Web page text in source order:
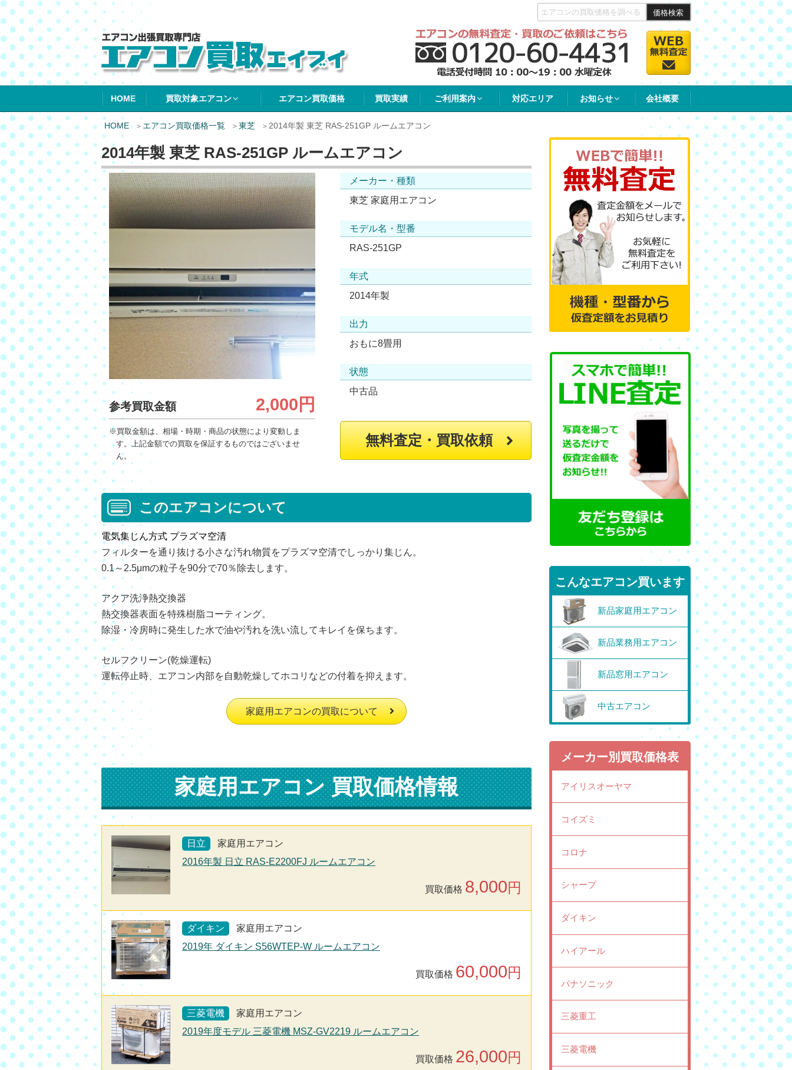
価格検索
エアコン買取エイブイ
HOME 買取対象エアコン エアコン買取価格 買取実績 ご利用案内 対応エリア お知らせ 会社概要
HOME エアコン買取価格一覧 東芝 2014年製 東芝 RAS-251GP ルームエアコン
2014年製 東芝 RAS-251GP ルームエアコン
参考買取金額 2,000円
※買取金額は、相場・時期・商品の状態により変動しま
す。上記金額での買取を保証するものではございませ
ん。
メーカー・種類
東芝 家庭用エアコン
モデル名・型番
RAS-251GP
年式
2014年製
出力
おもに8畳用
状態
中古品
無料査定・買取依頼
このエアコンについて
電気集じん方式 プラズマ空清
フィルターを通り抜ける小さな汚れ物質をプラズマ空清でしっかり集じん。
0.1～2.5μmの粒子を90分で70％除去します。
アクア洗浄熱交換器
熱交換器表面を特殊樹脂コーティング。
除湿・冷房時に発生した水で油や汚れを洗い流してキレイを保ちます。
セルフクリーン(乾燥運転)
運転停止時、エアコン内部を自動乾燥してホコリなどの付着を抑えます。
家庭用エアコンの買取について
家庭用エアコン 買取価格情報
日立
家庭用エアコン
2016年製 日立 RAS-E2200FJ ルームエアコン
買取価格 8,000円
ダイキン
家庭用エアコン
2019年 ダイキン S56WTEP-W ルームエアコン
買取価格 60,000円
三菱電機
家庭用エアコン
2019年度モデル 三菱電機 MSZ-GV2219 ルームエアコン
買取価格 26,000円
こんなエアコン買います
新品家庭用エアコン
新品業務用エアコン
新品窓用エアコン
中古エアコン
メーカー別買取価格表
アイリスオーヤマ
コイズミ
コロナ
シャープ
ダイキン
ハイアール
パナソニック
三菱重工
三菱電機